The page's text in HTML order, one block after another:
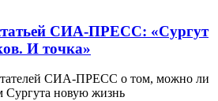
СИА-ПРЕСС: «Сургут
И точка»
СИА-ПРЕСС о том, можно ли
Сургута новую жизнь